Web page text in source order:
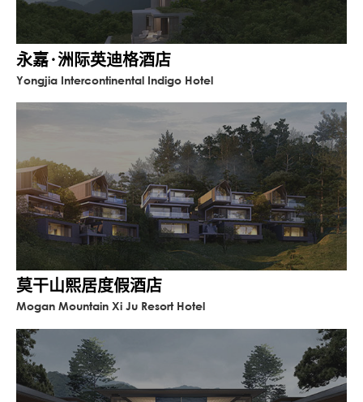
永嘉·洲际英迪格酒店
Yongjia Intercontinental Indigo Hotel
莫干山熙居度假酒店
Mogan Mountain Xi Ju Resort Hotel